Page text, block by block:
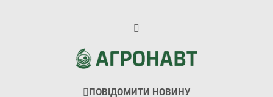
Агронавт
Новини Українського Агробізнесу
ПОВІДОМИТИ НОВИНУ